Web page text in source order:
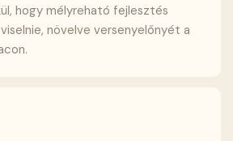
hogy mélyreható fejlesztés
növelve versenyelőnyét a